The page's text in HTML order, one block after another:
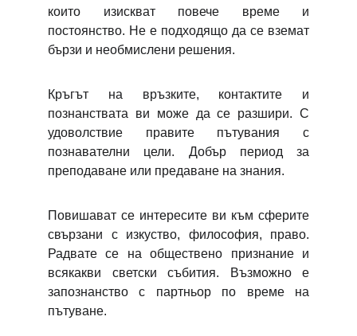
които изискват повече време и
постоянство. Не е подходящо да се вземат
бързи и необмислени решения.
Кръгът на връзките, контактите и
познанствата ви може да се разшири. С
удоволствие правите пътувания с
познавателни цели. Добър период за
преподаване или предаване на знания.
Повишават се интересите ви към сферите
свързани с изкуство, философия, право.
Радвате се на обществено признание и
всякакви светски събития. Възможно е
запознанство с партньор по време на
пътуване.